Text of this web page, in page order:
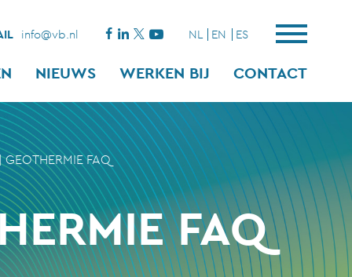
info@vb.nl NL EN ES
NIEUWS WERKEN BIJ CONTACT
FAQ
GEOTHERMIE FAQ